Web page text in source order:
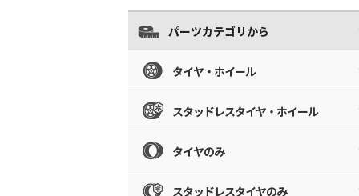
パーツカテゴリから
タイヤ・ホイール
スタッドレスタイヤ・ホイール
タイヤのみ
スタッドレスタイヤのみ